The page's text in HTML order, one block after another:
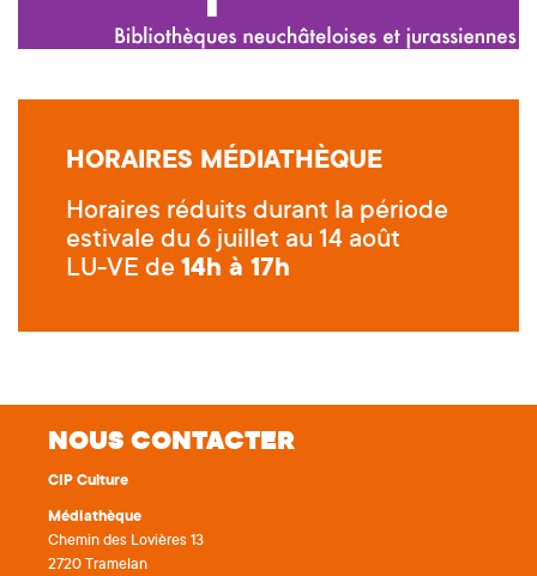
HORAIRES MÉDIATHÈQUE
Horaires réduits durant la période
estivale du 6 juillet au 14 août
LU-VE de 14h à 17h
NOUS CONTACTER
CIP Culture
Médiathèque
Chemin des Lovières 13
2720 Tramelan